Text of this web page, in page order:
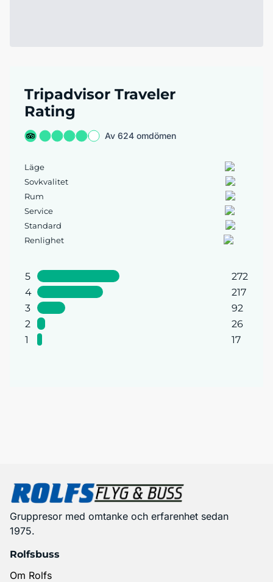
Tripadvisor Traveler
Rating
Av 624 omdömen
Läge
Sovkvalitet
Rum
Service
Standard
Renlighet
5
272
4
217
3
92
2
26
1
17
Gruppresor med omtanke och erfarenhet sedan
1975.
Rolfsbuss
Om Rolfs